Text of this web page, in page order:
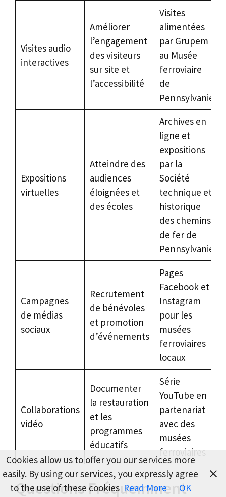
Visites audio
interactives
Améliorer
l’engagement
des visiteurs
sur site et
l’accessibilité
Visites
alimentées
par Grupem
au Musée
ferroviaire
de
Pennsylvanie
Expositions
virtuelles
Atteindre des
audiences
éloignées et
des écoles
Archives en
ligne et
expositions
par la
Société
technique et
historique
des chemins
de fer de
Pennsylvanie
Campagnes
de médias
sociaux
Recrutement
de bénévoles
et promotion
d’événements
Pages
Facebook et
Instagram
pour les
musées
ferroviaires
locaux
Collaborations
vidéo
Documenter
la restauration
et les
programmes
éducatifs
Série
YouTube en
partenariat
avec des
musées
ferroviaires
Questions Fréquemment
Cookies allow us to offer you our services more
easily. By using our services, you expressly agree
to the use of these cookies Read More OK